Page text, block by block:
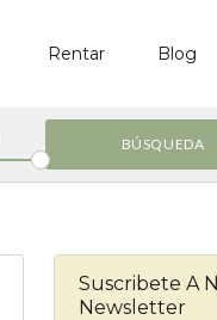
Rentar Blog
Suscribete A
Newsletter